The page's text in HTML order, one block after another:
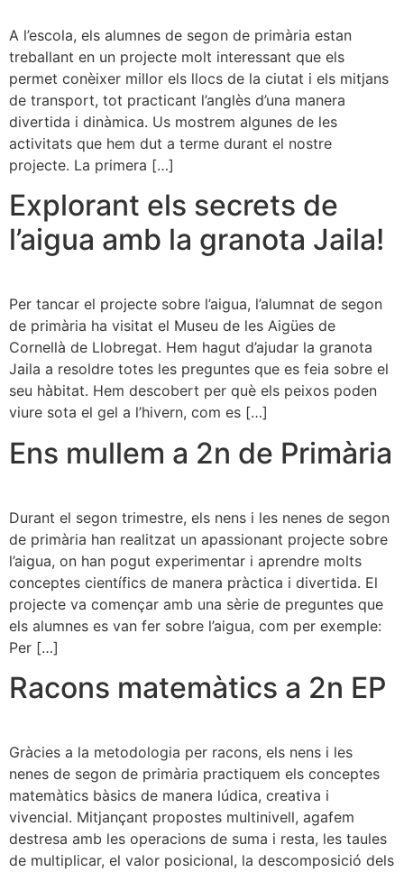
A l’escola, els alumnes de segon de primària estan
treballant en un projecte molt interessant que els
permet conèixer millor els llocs de la ciutat i els mitjans
de transport, tot practicant l’anglès d’una manera
divertida i dinàmica. Us mostrem algunes de les
activitats que hem dut a terme durant el nostre
projecte. La primera […]
Explorant els secrets de
l’aigua amb la granota Jaila!
Per tancar el projecte sobre l’aigua, l’alumnat de segon
de primària ha visitat el Museu de les Aigües de
Cornellà de Llobregat. Hem hagut d’ajudar la granota
Jaila a resoldre totes les preguntes que es feia sobre el
seu hàbitat. Hem descobert per què els peixos poden
viure sota el gel a l’hivern, com es […]
Ens mullem a 2n de Primària
Durant el segon trimestre, els nens i les nenes de segon
de primària han realitzat un apassionant projecte sobre
l’aigua, on han pogut experimentar i aprendre molts
conceptes científics de manera pràctica i divertida. El
projecte va començar amb una sèrie de preguntes que
els alumnes es van fer sobre l’aigua, com per exemple:
Per […]
Racons matemàtics a 2n EP
Gràcies a la metodologia per racons, els nens i les
nenes de segon de primària practiquem els conceptes
matemàtics bàsics de manera lúdica, creativa i
vivencial. Mitjançant propostes multinivell, agafem
destresa amb les operacions de suma i resta, les taules
de multiplicar, el valor posicional, la descomposició dels